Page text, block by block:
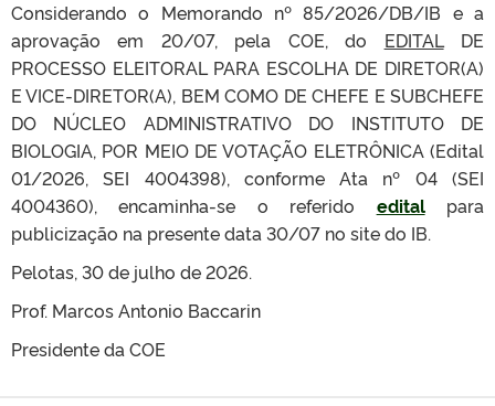
Considerando o Memorando nº 85/2026/DB/IB e a
aprovação em 20/07, pela COE, do EDITALDE
PROCESSO ELEITORAL PARA ESCOLHA DE DIRETOR(A)
E VICE-DIRETOR(A), BEM COMO DE CHEFE E SUBCHEFE
DO NÚCLEO ADMINISTRATIVO DO INSTITUTO DE
BIOLOGIA, POR MEIO DE VOTAÇÃO ELETRÔNICA (Edital
01/2026, SEI 4004398), conforme Ata nº 04 (SEI
4004360), encaminha-se o referido editalpara
publicização na presente data 30/07 no site do IB.
Pelotas, 30 de julho de 2026.
Prof. Marcos Antonio Baccarin
Presidente da COE